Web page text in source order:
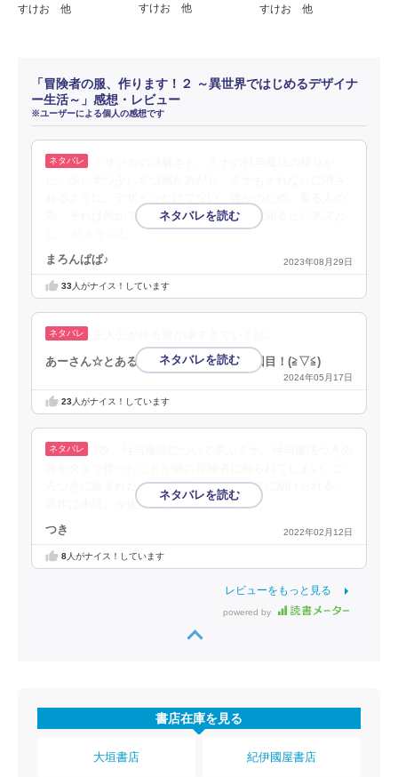
すけお 他 すけお 他 すけお 他
「冒険者の服、作ります！２ ～異世界ではじめるデザイナ
ー生活～」感想・レビュー
※ユーザーによる個人の感想です
為、それは何か？を知る。そして、そこで知るビジネスと
まろんぱぱ♪ 2023年08月29日
33人がナイス！しています
あーさん☆とある漫画アプリの審査員３回目！(⁠≧⁠▽⁠≦⁠)
2024年05月17日
23人がナイス！しています
ろつきに絡まれたところ黒髪のヒーロー？に助けられる。
原作は未読。今後どうなるのか気になる。
つき 2022年02月12日
8人がナイス！しています
レビューをもっと見る
powered by
書店在庫を見る
大垣書店 紀伊國屋書店